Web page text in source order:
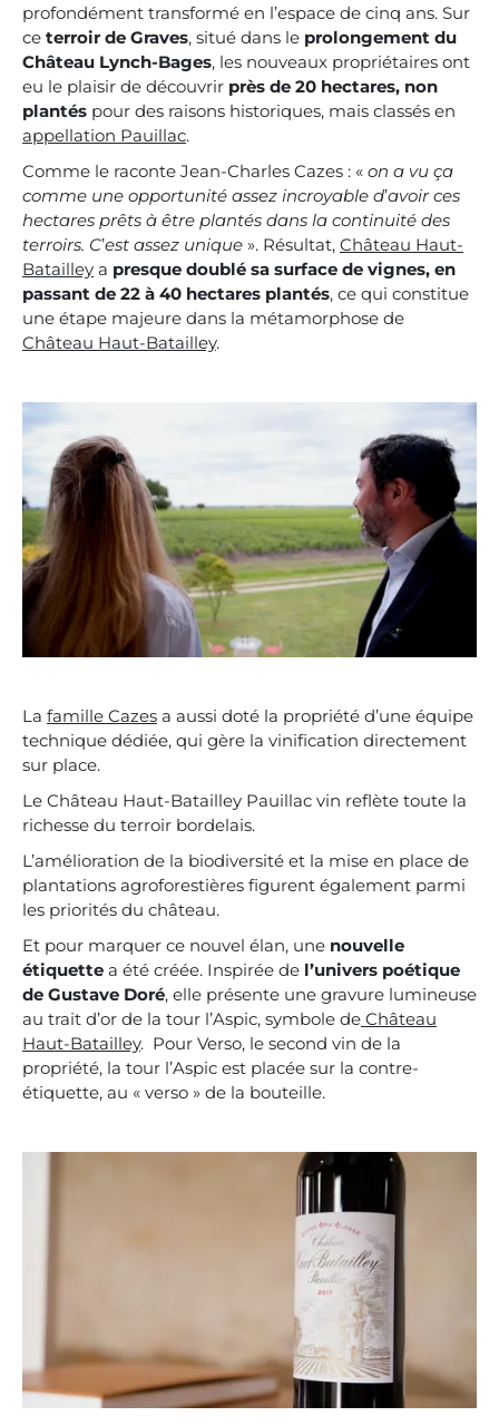
profondément transformé en l’espace de cinq ans. Sur
ce terroir de Graves, situé dans le prolongement du
Château Lynch-Bages, les nouveaux propriétaires ont
eu le plaisir de découvrir près de 20 hectares, non
plantés pour des raisons historiques, mais classés en
appellation Pauillac.
Comme le raconte Jean-Charles Cazes : « on a vu ça
comme une opportunité assez incroyable d’avoir ces
hectares prêts à être plantés dans la continuité des
terroirs. C’est assez unique ». Résultat, Château Haut-
Batailley a presque doublé sa surface de vignes, en
passant de 22 à 40 hectares plantés, ce qui constitue
une étape majeure dans la métamorphose de
Château Haut-Batailley.
La famille Cazes a aussi doté la propriété d’une équipe
technique dédiée, qui gère la vinification directement
sur place.
Le Château Haut-Batailley Pauillac vin reflète toute la
richesse du terroir bordelais.
L’amélioration de la biodiversité et la mise en place de
plantations agroforestières figurent également parmi
les priorités du château.
Et pour marquer ce nouvel élan, une nouvelle
étiquette a été créée. Inspirée de l’univers poétique
de Gustave Doré, elle présente une gravure lumineuse
au trait d’or de la tour l’Aspic, symbole de Château
Haut-Batailley. Pour Verso, le second vin de la
propriété, la tour l’Aspic est placée sur la contre-
étiquette, au « verso » de la bouteille.